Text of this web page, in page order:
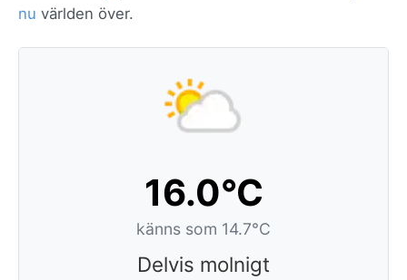
nu världen över.
16.0°C
känns som 14.7°C
Delvis molnigt